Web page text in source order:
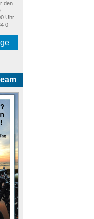
den
Uhr
0